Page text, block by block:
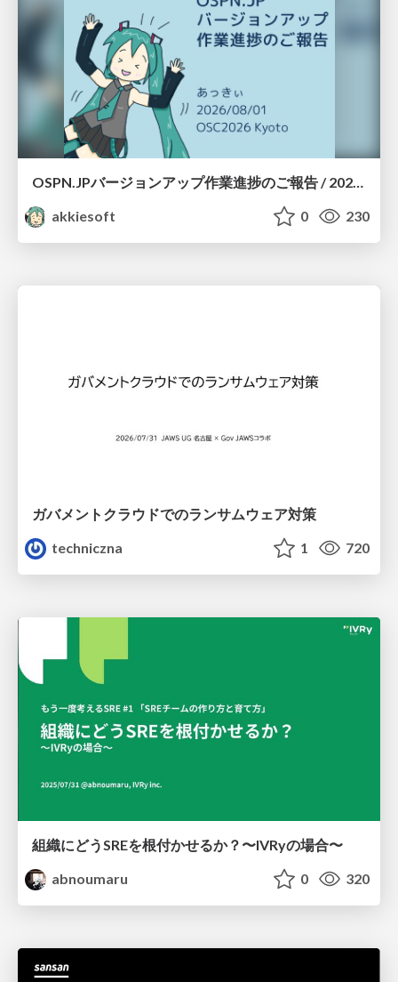
OSPN.JPバージョンアップ作業進捗のご報告 / 20260801-osc26kyoto
akkiesoft
0 230
ガバメントクラウドでのランサムウェア対策
techniczna
1 720
組織にどうSREを根付かせるか？〜IVRyの場合〜
abnoumaru
0 320